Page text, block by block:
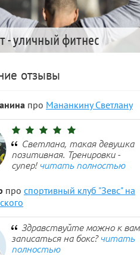
- уличный фитнес
отзывы
про Мананкину Светлану
Светлана, такая девушка
позитивная. Тренировки -
супер! читать полностью
про спортивный клуб "Зевс" на
Здравствуйте можно к вам
записаться на бокс? читать
полностью